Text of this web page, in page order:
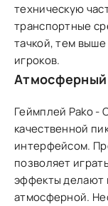
техническую
транспортные
тачкой, тем
игроков.
Геймплей Pako -
качественной
интерфейсом.
позволяет
эффекты делают
атмосферной.